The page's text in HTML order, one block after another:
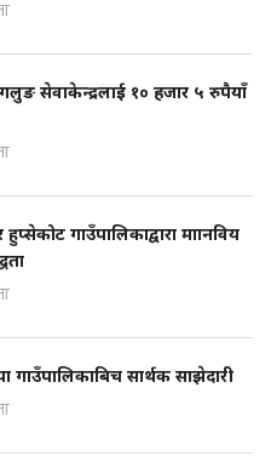
सेवाकेन्द्रलाई १० हजार ५ रुपैयाँ
गाउँपालिकाद्वारा माानविय
गाउँपालिकाबिच सार्थक साझेदारी